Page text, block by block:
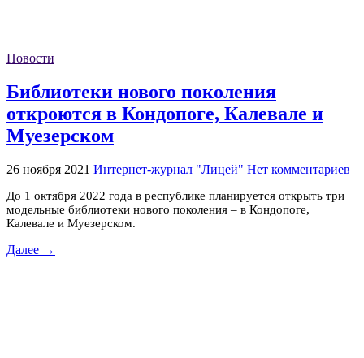
Новости
Библиотеки нового поколения
откроются в Кондопоге, Калевале и
Муезерском
26 ноября 2021 Интернет-журнал "Лицей" Нет комментариев
До 1 октября 2022 года в республике планируется открыть три
модельные библиотеки нового поколения – в Кондопоге,
Калевале и Муезерском.
Далее →